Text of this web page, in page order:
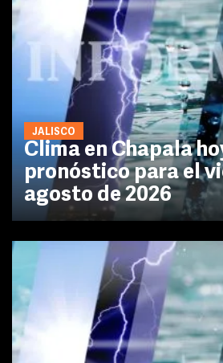
JALISCO
Clima en Chapala
pronóstico para el
agosto de 2026